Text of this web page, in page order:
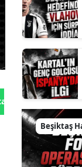
Gönder
Beşiktaş